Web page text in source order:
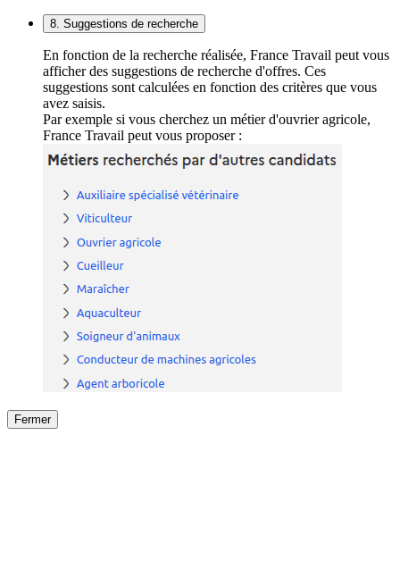
8. Suggestions de recherche
En fonction de la recherche réalisée, France Travail peut vous
afficher des suggestions de recherche d'offres. Ces
suggestions sont calculées en fonction des critères que vous
avez saisis.
Par exemple si vous cherchez un métier d'ouvrier agricole,
France Travail peut vous proposer :
Fermer